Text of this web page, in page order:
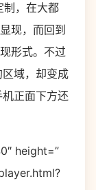
制，在大都
现，而回到
形式。不过
域，却变成
正面下方还
height=”